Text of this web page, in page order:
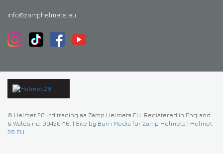
info@zamphelmets.eu
© Helmet 28 Ltd trading as Zamp Helmets EU. Registered in England
& Wales no. 09420716. | Site by Burn Media for Zamp Helmets | Helmet
28 EU